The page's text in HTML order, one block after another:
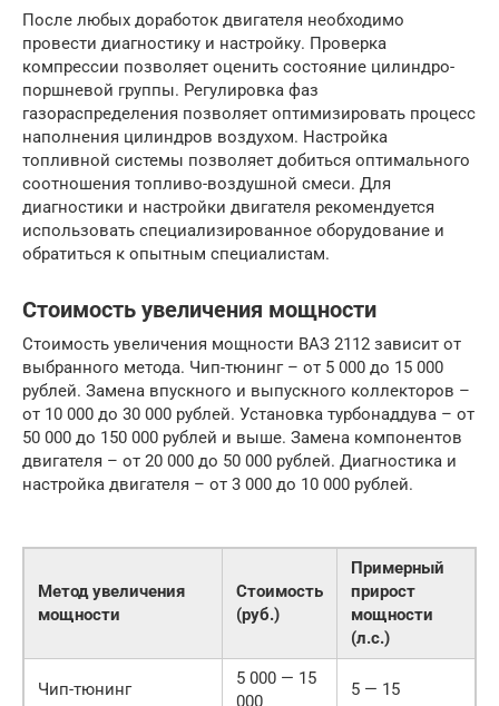
После любых доработок двигателя необходимо
провести диагностику и настройку. Проверка
компрессии позволяет оценить состояние цилиндро-
поршневой группы. Регулировка фаз
газораспределения позволяет оптимизировать процесс
наполнения цилиндров воздухом. Настройка
топливной системы позволяет добиться оптимального
соотношения топливо-воздушной смеси. Для
диагностики и настройки двигателя рекомендуется
использовать специализированное оборудование и
обратиться к опытным специалистам.
Стоимость увеличения мощности
Стоимость увеличения мощности ВАЗ 2112 зависит от
выбранного метода. Чип-тюнинг – от 5 000 до 15 000
рублей. Замена впускного и выпускного коллекторов –
от 10 000 до 30 000 рублей. Установка турбонаддува – от
50 000 до 150 000 рублей и выше. Замена компонентов
двигателя – от 20 000 до 50 000 рублей. Диагностика и
настройка двигателя – от 3 000 до 10 000 рублей.
Метод увеличения
мощности
Стоимость
(руб.)
Примерный
прирост
мощности
(л.с.)
Чип-тюнинг
5 000 — 15
000
5 — 15